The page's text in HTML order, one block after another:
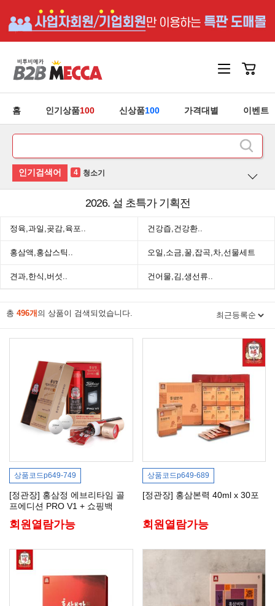
홈 인기상품100 신상품100 가격대별 이벤트
4 청소기
2026. 설 초특가 기획전
정육,과일,곶감,육포.. 건강즙,건강환..
홍삼액,홍삽스틱.. 오일,소금,꿀,잡곡,차,선물세트
견과,한식,버섯.. 건어물,김,생선류..
총 496개 의 상품이 검색되었습니다.
상품코드p649-749
[정관장] 홍삼정 에브리타임 골
프에디션 PRO V1 + 쇼핑백
회원열람가능
상품코드p649-689
[정관장] 홍삼본력 40ml x 30포
회원열람가능